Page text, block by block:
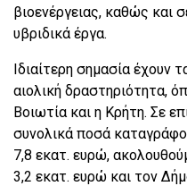
βιοενέργειας, καθώς και
υβριδικά έργα.
Ιδιαίτερη σημασία έχουν
αιολική δραστηριότητα,
Βοιωτία και η Κρήτη. Σε
συνολικά ποσά
7,8 εκατ. ευρώ,
3,2 εκατ. ευρώ και τον